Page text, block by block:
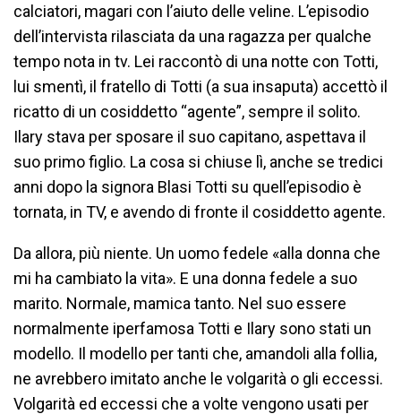
calciatori, magari con l’aiuto delle veline. L’episodio
dell’intervista rilasciata da una ragazza per qualche
tempo nota in tv. Lei raccontò di una notte con Totti,
lui smentì, il fratello di Totti (a sua insaputa) accettò il
ricatto di un cosiddetto “agente”, sempre il solito.
Ilary stava per sposare il suo capitano, aspettava il
suo primo figlio. La cosa si chiuse lì, anche se tredici
anni dopo la signora Blasi Totti su quell’episodio è
tornata, in TV, e avendo di fronte il cosiddetto agente.
Da allora, più niente. Un uomo fedele «alla donna che
mi ha cambiato la vita». E una donna fedele a suo
marito. Normale, mamica tanto. Nel suo essere
normalmente iperfamosa Totti e Ilary sono stati un
modello. Il modello per tanti che, amandoli alla follia,
ne avrebbero imitato anche le volgarità o gli eccessi.
Volgarità ed eccessi che a volte vengono usati per